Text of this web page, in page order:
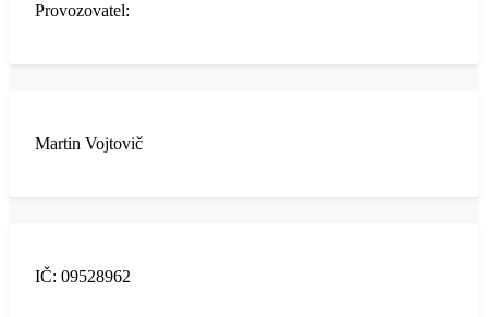
Provozovatel:
Martin Vojtovič
IČ: 09528962